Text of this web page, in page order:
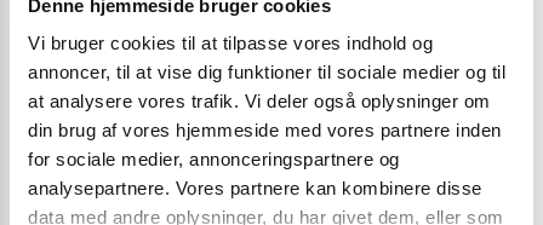
Denne hjemmeside bruger cookies
Vi bruger cookies til at tilpasse vores indhold og
annoncer, til at vise dig funktioner til sociale medier og til
at analysere vores trafik. Vi deler også oplysninger om
din brug af vores hjemmeside med vores partnere inden
for sociale medier, annonceringspartnere og
analysepartnere. Vores partnere kan kombinere disse
data med andre oplysninger, du har givet dem, eller som